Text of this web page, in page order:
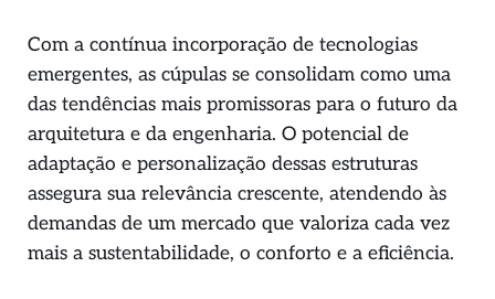
Com a contínua incorporação de tecnologias
emergentes, as cúpulas se consolidam como uma
das tendências mais promissoras para o futuro da
arquitetura e da engenharia. O potencial de
adaptação e personalização dessas estruturas
assegura sua relevância crescente, atendendo às
demandas de um mercado que valoriza cada vez
mais a sustentabilidade, o conforto e a eficiência.